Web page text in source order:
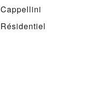
Cappellini
Résidentiel